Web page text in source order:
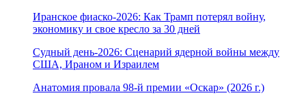
Иранское фиаско-2026: Как Трамп потерял войну,
экономику и свое кресло за 30 дней
Судный день-2026: Сценарий ядерной войны между
США, Ираном и Израилем
Анатомия провала 98-й премии «Оскар» (2026 г.)